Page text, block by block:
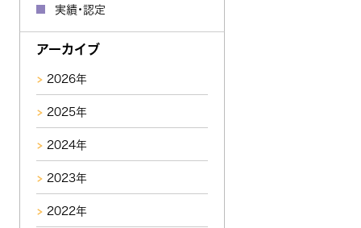
実績・認定
アーカイブ
2026年
2025年
2024年
2023年
2022年